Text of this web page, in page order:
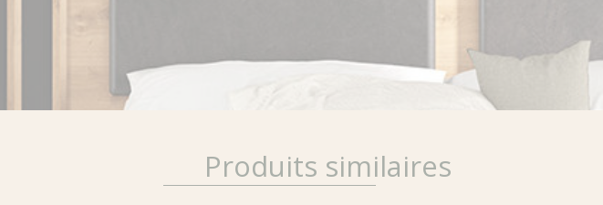
Produits similaires